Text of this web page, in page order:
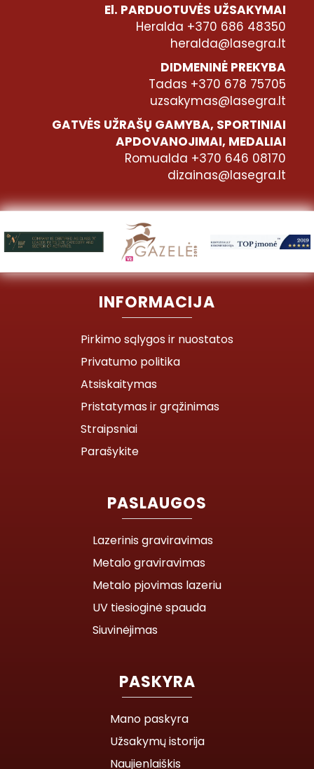
El. PARDUOTUVĖS UŽSAKYMAI
Heralda +370 686 48350
heralda@lasegra.lt
DIDMENINĖ PREKYBA
Tadas +370 678 75705
uzsakymas@lasegra.lt
GATVĖS UŽRAŠŲ GAMYBA, SPORTINIAI
APDOVANOJIMAI, MEDALIAI
Romualda +370 646 08170
dizainas@lasegra.lt
INFORMACIJA
Pirkimo sąlygos ir nuostatos
Privatumo politika
Atsiskaitymas
Pristatymas ir grąžinimas
Straipsniai
Parašykite
PASLAUGOS
Lazerinis graviravimas
Metalo graviravimas
Metalo pjovimas lazeriu
UV tiesioginė spauda
Siuvinėjimas
PASKYRA
Mano paskyra
Užsakymų istorija
Naujienlaiškis